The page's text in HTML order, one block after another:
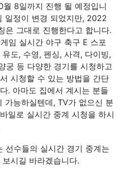
8일까지 진행 될 예정입니
일정이 변경 되었지만, 2022
은 그대로 진행한다고 합니다.
임 실시간 야구 축구 E 스포
도, 수영, 펜싱, 사격, 다이빙,
궁 등 다양한 경기를 시청하고
시청할 수 있는 방법을 간단
. 아마도 집에서 계시는 분들
가능하실텐데, TV가 없으신 분
일로 실시간 중계 시청을 하시
선수들의 실시간 경기 중계는
시길 바라겠습니다.